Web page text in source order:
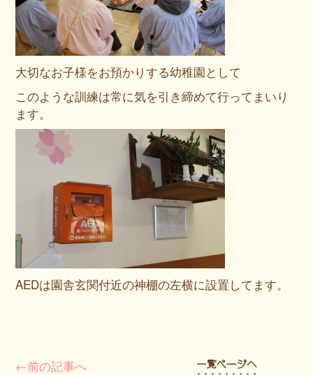
大切なお子様をお預かりする幼稚園として
このような訓練は常に気を引き締めて行ってまいり
ます。
AEDは園舎玄関付近の神棚の左横に設置してます。
←前の記事へ